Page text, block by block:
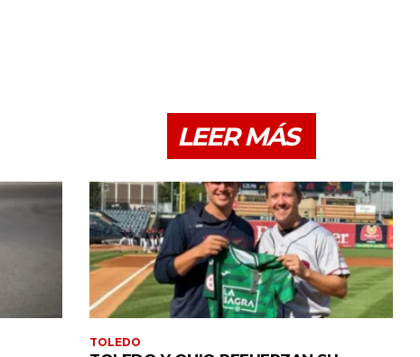
LEER MÁS
TOLEDO